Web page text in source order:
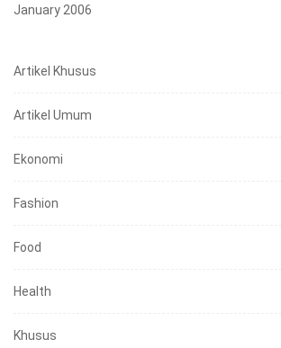
January 2006
Artikel Khusus
Artikel Umum
Ekonomi
Fashion
Food
Health
Khusus